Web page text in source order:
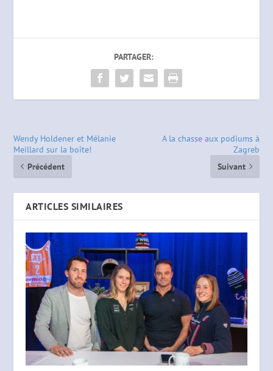
PARTAGER:
Wendy Holdener et Mélanie
Meillard sur la boîte!
Précédent
A la chasse aux podiums à
Zagreb
Suivant
ARTICLES SIMILAIRES